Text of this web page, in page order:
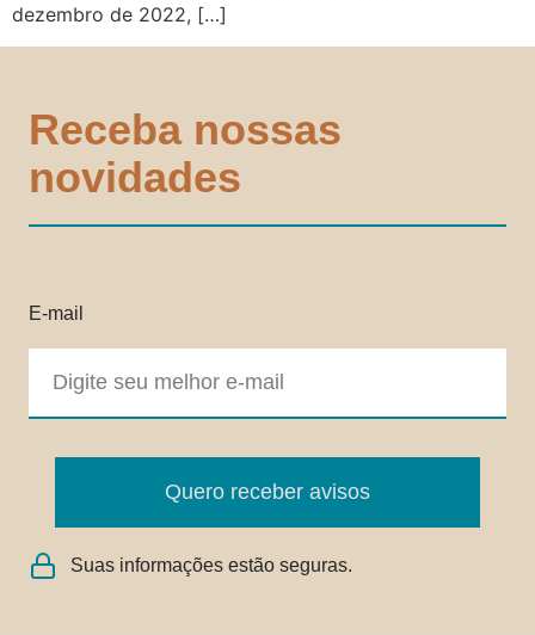
dezembro de 2022, […]
Receba nossas
novidades
E-mail
Quero receber avisos
Suas informações estão seguras.